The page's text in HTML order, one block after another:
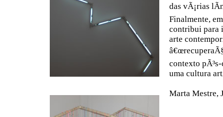
das vÃ¡rias
Finalmente,
contribui para
arte
contexto
uma cultura
Marta Mestre,